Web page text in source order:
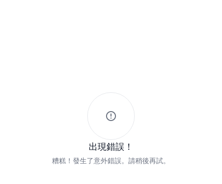
出現錯誤！
糟糕！發生了意外錯誤。請稍後再試。